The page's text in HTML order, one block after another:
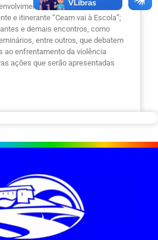
Social e Direitos
e itinerante “Ceam vai à Escola”;
e demais encontros, como
entre outros, que debatem
ao enfrentamento da violência
ações que serão apresentadas